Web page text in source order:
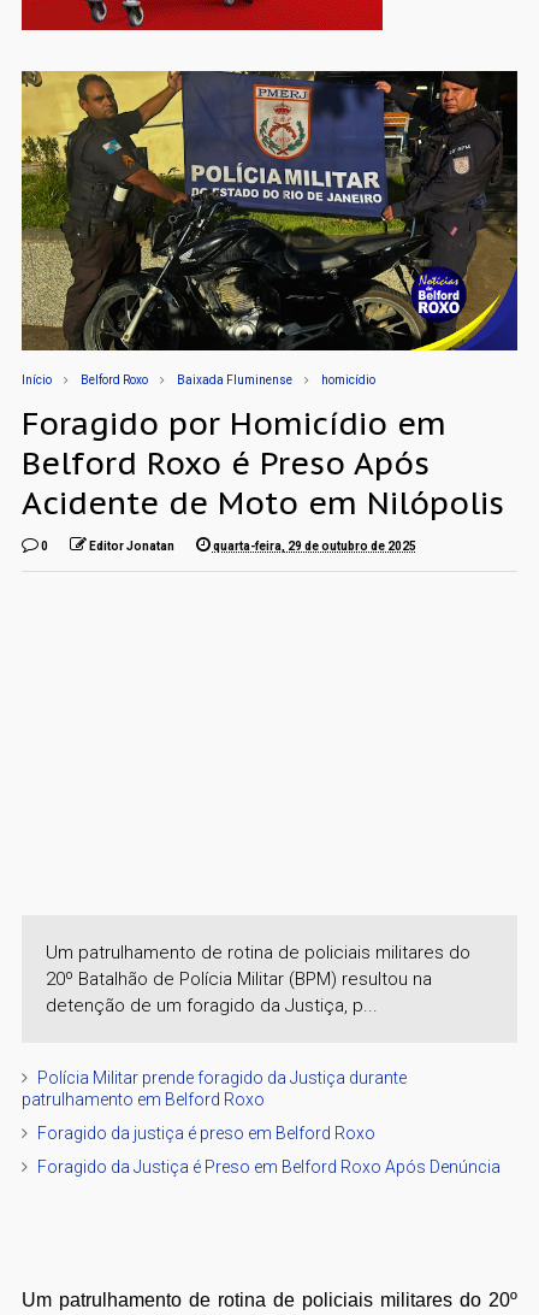
Início Belford Roxo Baixada Fluminense homicídio
Foragido por Homicídio em
Belford Roxo é Preso Após
Acidente de Moto em Nilópolis
0 Editor Jonatan quarta-feira, 29 de outubro de 2025
Um patrulhamento de rotina de policiais militares do
20º Batalhão de Polícia Militar (BPM) resultou na
detenção de um foragido da Justiça, p...
Polícia Militar prende foragido da Justiça durante
patrulhamento em Belford Roxo
Foragido da justiça é preso em Belford Roxo
Foragido da Justiça é Preso em Belford Roxo Após Denúncia
Um patrulhamento de rotina de policiais militares do 20º